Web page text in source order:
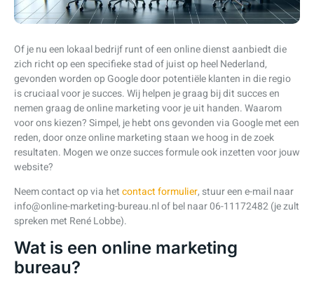
Of je nu een lokaal bedrijf runt of een online dienst aanbiedt die
zich richt op een specifieke stad of juist op heel Nederland,
gevonden worden op Google door potentiële klanten in die regio
is cruciaal voor je succes. Wij helpen je graag bij dit succes en
nemen graag de online marketing voor je uit handen. Waarom
voor ons kiezen? Simpel, je hebt ons gevonden via Google met een
reden, door onze online marketing staan we hoog in de zoek
resultaten. Mogen we onze succes formule ook inzetten voor jouw
website?
Neem contact op via hetcontact formulier, stuur een e-mail naar
info@online-marketing-bureau.nl of bel naar 06-11172482 (je zult
spreken met René Lobbe).
Wat is een online marketing
bureau?